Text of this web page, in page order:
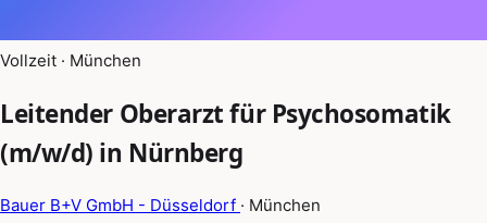
Vollzeit · München
Leitender Oberarzt für Psychosomatik
(m/w/d) in Nürnberg
Bauer B+V GmbH - Düsseldorf · München